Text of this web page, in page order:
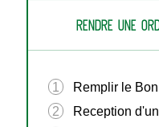
RENDRE UNE
1 Remplir le Bon
2 Reception d'un